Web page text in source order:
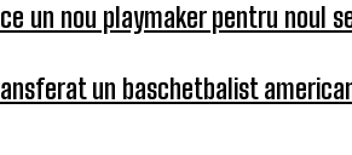
un nou playmaker pentru noul
un baschetbalist